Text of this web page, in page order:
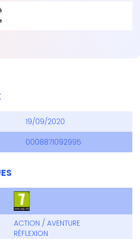
19/09/2020
0008871092995
ACTION / AVENTURE
RÉFLEXION